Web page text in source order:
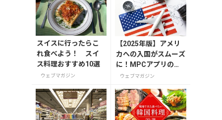
スイスに行ったらこ
れ食べよう！ スイ
ス料理おすすめ10選
ウェブマガジン
【2025年版】アメリ
カへの入国がスムーズ
に！MPCアプリの登
録方法や使い方を解説
ウェブマガジン